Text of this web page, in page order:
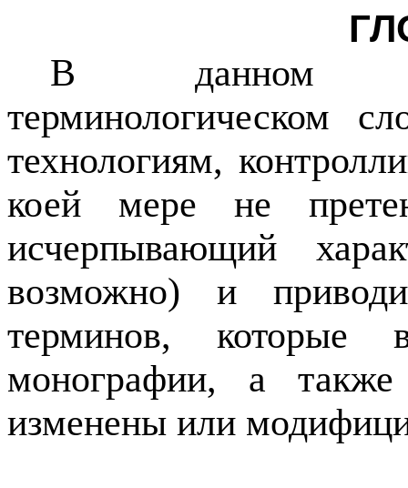
В данном
терминологическом
технологиям,
коей мере не
исчерпывающий
возможно) и
терминов, которые
монографии, а
изменены или